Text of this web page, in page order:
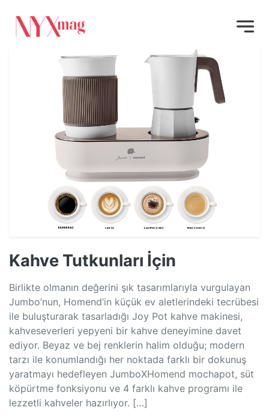
Kahve Tutkunları İçin
Birlikte olmanın değerini şık tasarımlarıyla vurgulayan
Jumbo’nun, Homend’in küçük ev aletlerindeki tecrübesi
ile buluşturarak tasarladığı Joy Pot kahve makinesi,
kahveseverleri yepyeni bir kahve deneyimine davet
ediyor. Beyaz ve bej renklerin halim olduğu; modern
tarzı ile konumlandığı her noktada farklı bir dokunuş
yaratmayı hedefleyen JumboXHomend mochapot, süt
köpürtme fonksiyonu ve 4 farklı kahve programı ile
lezzetli kahveler hazırlıyor. […]